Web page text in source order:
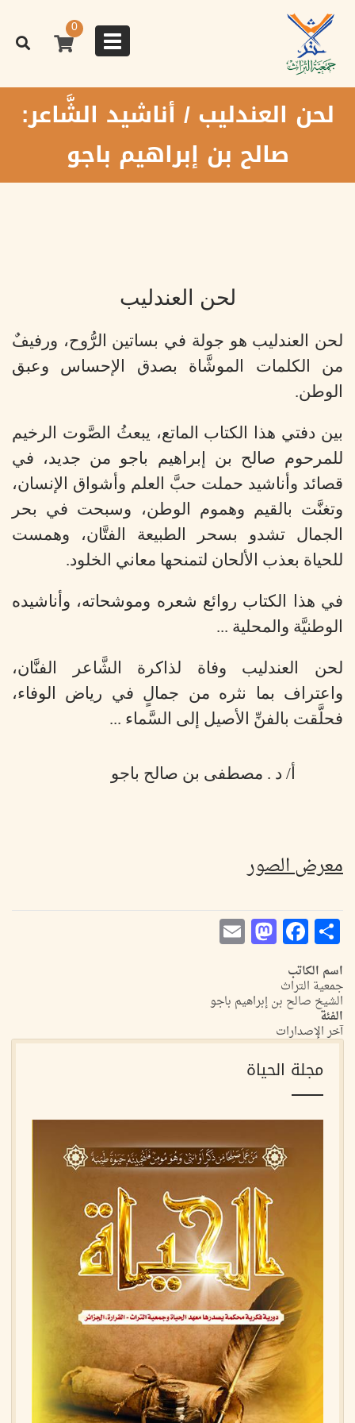
المحتوى
الرئيسي
Toggle
navigation
0
لحن العندليب / أناشيد الشَّاعر:
صالح بن إبراهيم باجو
لحن العندليب
لحن العندليب هو جولة في بساتين الرُّوح، ورفيفٌ
من الكلمات الموشَّاة بصدق الإحساس وعبق
الوطن.
بين دفتي هذا الكتاب الماتع، يبعثُ الصَّوت الرخيم
للمرحوم صالح بن إبراهيم باجو من جديد، في
قصائد وأناشيد حملت حبَّ العلم وأشواق الإنسان،
وتغنَّت بالقيم وهموم الوطن، وسبحت في بحر
الجمال تشدو بسحر الطبيعة الفتَّان، وهمست
للحياة بعذب الألحان لتمنحها معاني الخلود.
في هذا الكتاب روائع شعره وموشحاته، وأناشيده
الوطنيَّة والمحلية ...
لحن العندليب وفاة لذاكرة الشَّاعر الفنَّان،
واعتراف بما نثره من جمالٍ في رياض الوفاء،
فحلَّقت بالفنِّ الأصيل إلى السَّماء ...
أ/ د . مصطفى بن صالح باجو
معرض الصور
Share
Facebook
Mastodon
اسم الكاتب
جمعية التراث
الشيخ صالح بن إبراهيم باجو
الفئة
آخر الإصدارات
مجلة الحياة